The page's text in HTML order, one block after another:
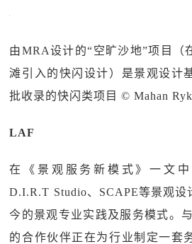
由MRA设计的“空旷沙地”项目（
滩引入的快闪设计）是景观设计
批收录的快闪类项目 © Mahan
LAF
在《景观服务新模式》一文中
D.I.R.T Studio、SCAPE等景观设
今的景观专业实践及服务模式。
的合作伙伴正在为行业制定一套